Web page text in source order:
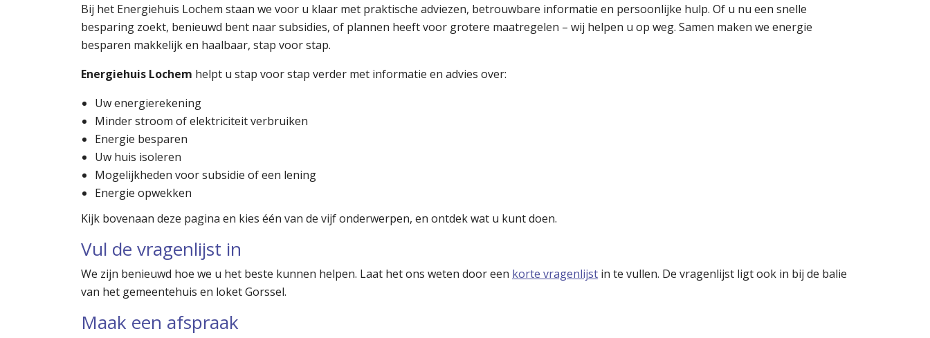
Bij het Energiehuis Lochem staan we voor u klaar met praktische adviezen, betrouwbare informatie en persoonlijke hulp. Of u nu een snelle
besparing zoekt, benieuwd bent naar subsidies, of plannen heeft voor grotere maatregelen – wij helpen u op weg. Samen maken we energie
besparen makkelijk en haalbaar, stap voor stap.
Energiehuis Lochem helpt u stap voor stap verder met informatie en advies over:
Uw energierekening
Minder stroom of elektriciteit verbruiken
Energie besparen
Uw huis isoleren
Mogelijkheden voor subsidie of een lening
Energie opwekken
Kijk bovenaan deze pagina en kies één van de vijf onderwerpen, en ontdek wat u kunt doen.
Vul de vragenlijst in
We zijn benieuwd hoe we u het beste kunnen helpen. Laat het ons weten door een korte vragenlijst in te vullen. De vragenlijst ligt ook in bij de balie
van het gemeentehuis en loket Gorssel.
Maak een afspraak